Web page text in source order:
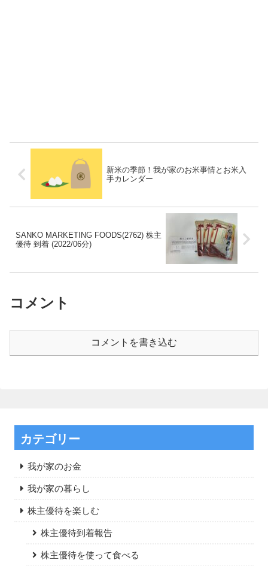
新米の季節！我が家のお米事情とお米入
手カレンダー
SANKO MARKETING FOODS(2762) 株主
優待 到着 (2022/06分)
コメント
コメントを書き込む
カテゴリー
我が家のお金
我が家の暮らし
株主優待を楽しむ
株主優待到着報告
株主優待を使って食べる